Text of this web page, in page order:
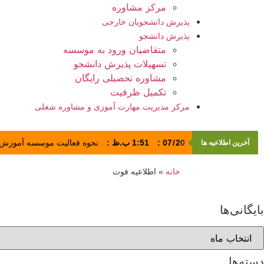
مرکز مشاوره
پذیرش دانشجویان خارجی
پذیرش دانشجو
متقاضیان ورود به موسسه
تسهیلات پذیرش دانشجو
مشاوره تحصیلی رایگان
تکمیل ظرفیت
مرکز مدیریت مهارت آموزی و مشاوره شغلی
آخرین اطلاعیه ها 20
/
07
: 1:51 ب.ظ : نحوه فعالیت موسسه آموزش
خانه » اطلاعیه فوت
بایگانی‌ها